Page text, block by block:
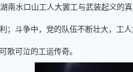
南水口山工人大罢工与武装起义的
；斗争中，党的队伍不断壮大，工
歌可泣的工运传奇。